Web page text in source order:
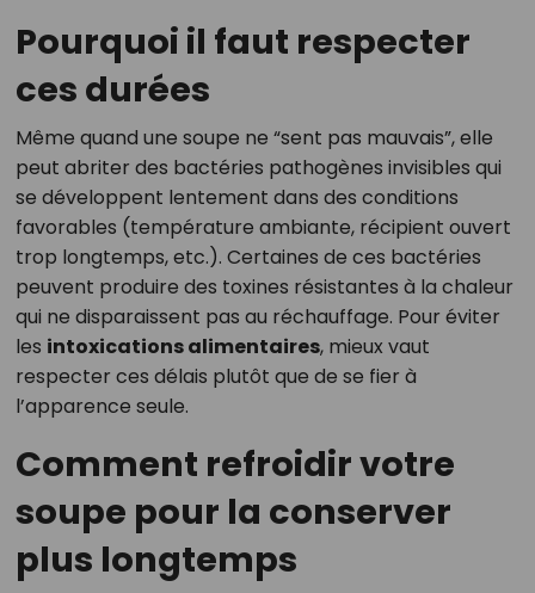
Pourquoi il faut respecter
ces durées
Même quand une soupe ne “sent pas mauvais”, elle
peut abriter des bactéries pathogènes invisibles qui
se développent lentement dans des conditions
favorables (température ambiante, récipient ouvert
trop longtemps, etc.). Certaines de ces bactéries
peuvent produire des toxines résistantes à la chaleur
qui ne disparaissent pas au réchauffage. Pour éviter
les intoxications alimentaires, mieux vaut
respecter ces délais plutôt que de se fier à
l’apparence seule.
Comment refroidir votre
soupe pour la conserver
plus longtemps